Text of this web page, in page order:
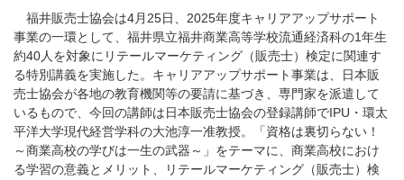
福井販売士協会は4月25日、2025年度キャリアアップサポート
事業の一環として、福井県立福井商業高等学校流通経済科の1年生
約40人を対象にリテールマーケティング（販売士）検定に関連す
る特別講義を実施した。キャリアアップサポート事業は、日本販
売士協会が各地の教育機関等の要請に基づき、専門家を派遣して
いるもので、今回の講師は日本販売士協会の登録講師でIPU・環太
平洋大学現代経営学科の大池淳一准教授。「資格は裏切らない！
～商業高校の学びは一生の武器～」をテーマに、商業高校におけ
る学習の意義とメリット、リテールマーケティング（販売士）検